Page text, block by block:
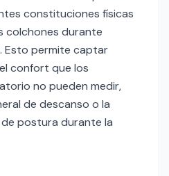
constituciones físicas
colchones durante
Esto permite captar
confort que los
no pueden medir,
de descanso o la
postura durante la